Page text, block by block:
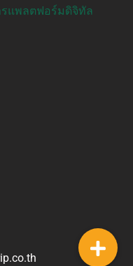
รแพลตฟอร์มดิจิทัล